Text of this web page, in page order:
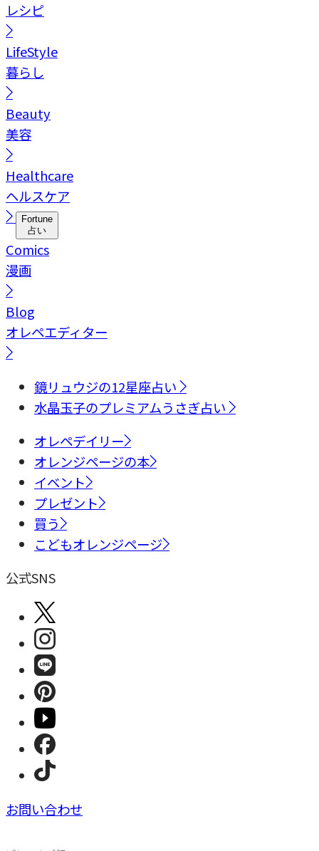
レシピ
LifeStyle
暮らし
Beauty
美容
Healthcare
ヘルスケア
Fortune
占い
Comics
漫画
Blog
オレペエディター
鏡リュウジの12星座占い
水晶玉子のプレミアムうさぎ占い
オレペデイリー
オレンジページの本
イベント
プレゼント
買う
こどもオレンジページ
公式SNS
お問い合わせ